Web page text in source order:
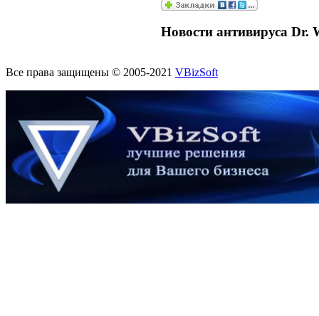
Новости антивируса Dr.
Все права защищены © 2005-2021 VBizSoft